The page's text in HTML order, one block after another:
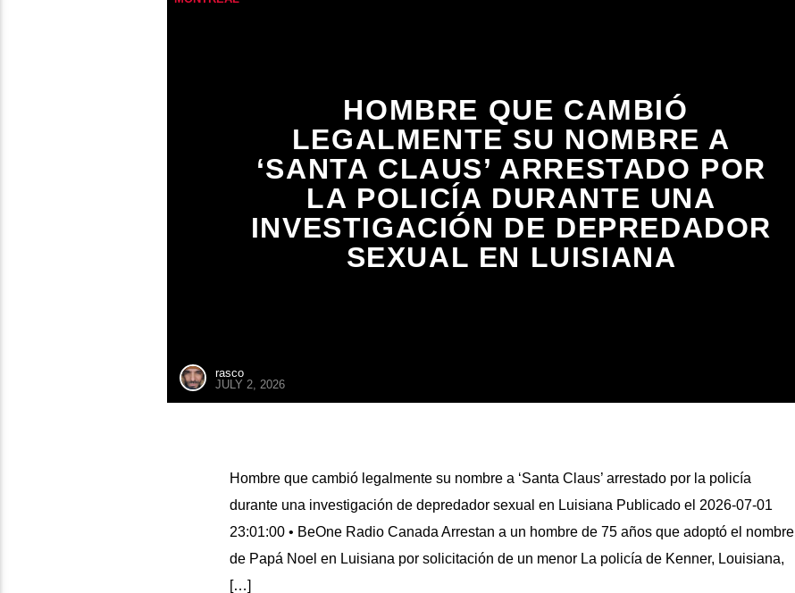
HOMBRE QUE CAMBIÓ
LEGALMENTE SU NOMBRE A
‘SANTA CLAUS’ ARRESTADO POR
LA POLICÍA DURANTE UNA
INVESTIGACIÓN DE DEPREDADOR
SEXUAL EN LUISIANA
rasco
JULY 2, 2026
Hombre que cambió legalmente su nombre a ‘Santa Claus’ arrestado por la policía
durante una investigación de depredador sexual en Luisiana Publicado el 2026-07-01
23:01:00 • BeOne Radio Canada Arrestan a un hombre de 75 años que adoptó el nombre
de Papá Noel en Luisiana por solicitación de un menor La policía de Kenner, Louisiana,
[…]